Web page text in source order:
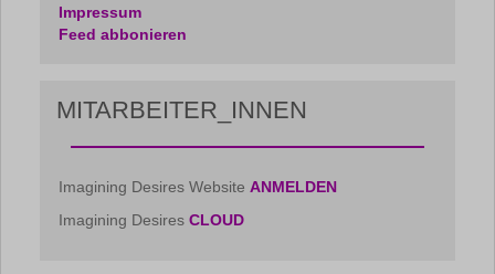
Impressum
Feed abbonieren
MITARBEITER_INNEN
Imagining Desires Website ANMELDEN
Imagining Desires CLOUD